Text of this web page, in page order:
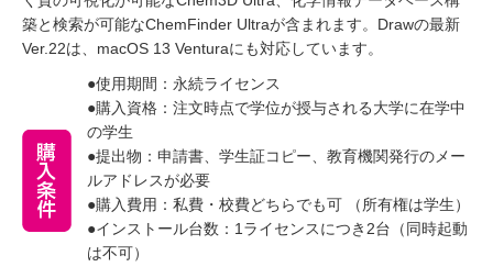
築と検索が可能なChemFinder Ultraが含まれます。Drawの最新
Ver.22は、macOS 13 Venturaにも対応しています。
●使用期間：永続ライセンス
●購入資格：注文時点で学位が授与される大学に在学中
の学生
●提出物：申請書、学生証コピー、教育機関発行のメー
ルアドレスが必要
●購入費用：私費・校費どちらでも可 （所有権は学生）
●インストール台数：1ライセンスにつき2台（同時起動
は不可）